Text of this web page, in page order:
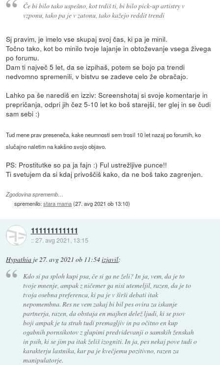
Če bi bilo tako uspešno, kot trdiš ti, bi bilo pick-up artistry v
vzponu, tako pa je v zatonu, tako kažejo reddit trendi
Sj pravim, je imelo vse skupaj svoj čas, ki pa je minil.
Točno tako, kot bo minilo tvoje lajanje in obtoževanje vsega živega
po forumu.
Dam ti največ 5 let, da se izpihaš, potem se bojo pa trendi
nedvomno spremenili, v bistvu se zadeve celo že obračajo.
Lahko pa še narediš en izziv: Screenshotaj si svoje komentarje in
prepričanja, odpri jih čez 5-10 let ko boš starejši, ter glej in se čudi
sam sebi :)
Tud mene prav preseneča, kake neumnosti sem trosil 10 let nazaj po forumih, ko
slučajno naletim na kakšno svojo objavo.
PS: Prostitutke so pa ja fajn :) Ful ustrežljive punce!!
Ti svetujem da si kdaj privoščiš kako, da ne boš tako zagrenjen.
Zgodovina sprememb…
spremenilo:stara mama(27. avg 2021 ob 13:10)
111111111111
::27. avg 2021, 13:15
Hypathia je27. avg 2021 ob 11:54izjavil:
Kdo si pa sploh kupi psa, če si ga ne želi? In ja, vem, da je to
tvoje mnenje, ampak z ničemer ga nisi utemeljil, razen, da je to
tvoja osebna preferenca, ki pa je v širši debati itak
nepomembna. Res ne vem zakaj bi bil pes ovira za iskanje
partnerja, razen, da obstaja en majhen delež ljudi, ki se psov
boji ampak je ta strah tudi premagljiv in pa očitno en kup
ogabnih pornsikotov z glupimi predvidevanji o samskih ženskah
in psih, ki se jim pa itak želiš izogniti. In ja, pes nekaj pove tudi o
karakterju lastnika, kar pa je kvečjemu pozitivno, razen za
manipulatorje.